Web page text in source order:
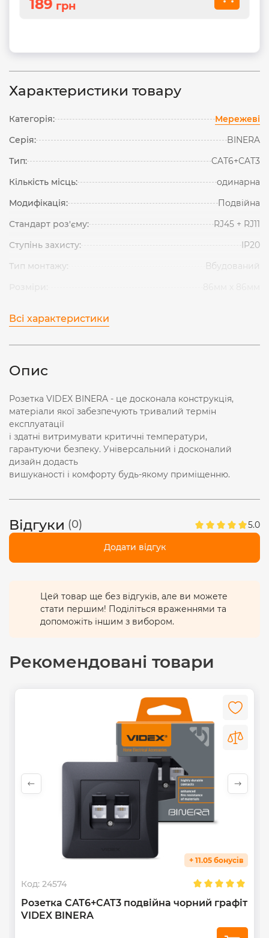
189 грн
Характеристики товару
Категорія:
Мережеві
Серія:
BINERA
Тип:
CAT6+CAT3
Кількість місць:
одинарна
Модифікація:
Подвійна
Стандарт роз'єму:
RJ45 + RJ11
Ступінь захисту:
IP20
Тип монтажу:
Вбудований
Всі характеристики
Опис
Розетка VIDEX BINERA - це досконала конструкція,
матеріали якої забезпечують тривалий термін
експлуатації
і здатні витримувати критичні температури,
гарантуючи безпеку. Універсальний і досконалий
дизайн додасть
вишуканості і комфорту будь-якому приміщенню.
Відгуки (0) 5.0
Додати відгук
Цей товар ще без відгуків, але ви можете
стати першим! Поділіться враженнями та
допоможіть іншим з вибором.
Рекомендовані товари
+ 11.05 бонусів
Код: 24574
Розетка CAT6+CAT3 подвійна чорний графіт
VIDEX BINERA